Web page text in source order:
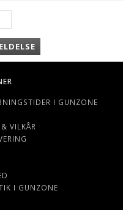
I GUNZONE
VILKÅR
I GUNZONE